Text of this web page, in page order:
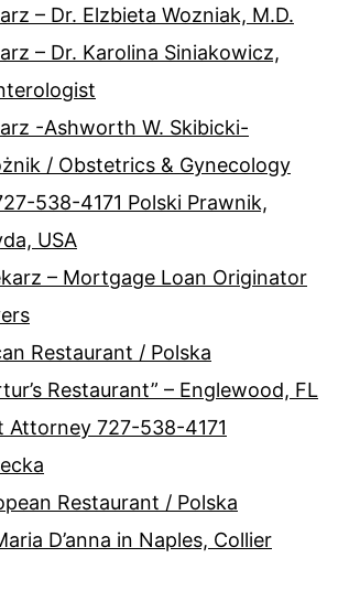
– Dr. Elzbieta Wozniak, M.D.
– Dr. Karolina Siniakowicz,
-Ashworth W. Skibicki-
/ Obstetrics & Gynecology
538-4171 Polski Prawnik,
USA
– Mortgage Loan Originator
Restaurant / Polska
Restaurant” – Englewood, FL
Attorney 727-538-4171
Restaurant / Polska
D’anna in Naples, Collier